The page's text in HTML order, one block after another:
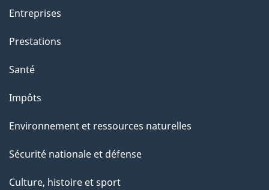
Entreprises
Prestations
Santé
Impôts
Environnement et ressources naturelles
Sécurité nationale et défense
Culture, histoire et sport